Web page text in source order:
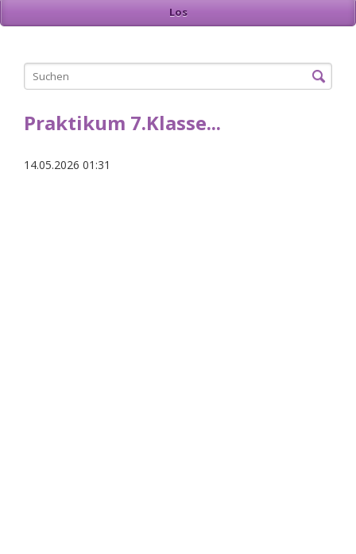
Praktikum 7.Klasse...
14.05.2026 01:31